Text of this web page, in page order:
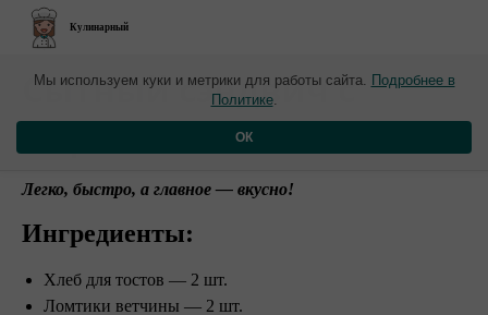
Кулинарный
​Сытный сэндвич с
сыром и ветчиной
Легко, быстро, а главное — вкусно!
Ингредиенты:
Хлеб для тостов — 2 шт.
Ломтики ветчины — 2 шт.
Мы используем куки и метрики для работы сайта. Подробнее в
Политике.
ОК